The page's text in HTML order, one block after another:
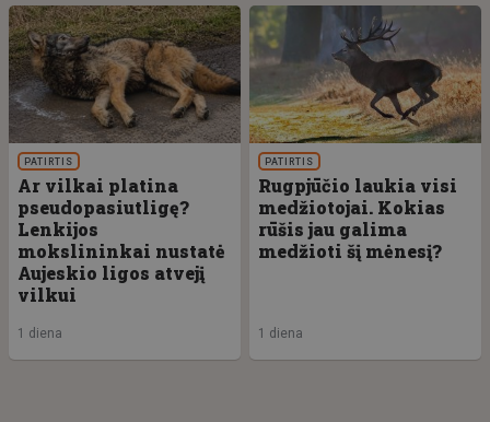
PATIRTIS
Ar vilkai platina
pseudopasiutligę?
Lenkijos
mokslininkai nustatė
Aujeskio ligos atvejį
vilkui
1 diena
PATIRTIS
Rugpjūčio laukia visi
medžiotojai. Kokias
rūšis jau galima
medžioti šį mėnesį?
1 diena